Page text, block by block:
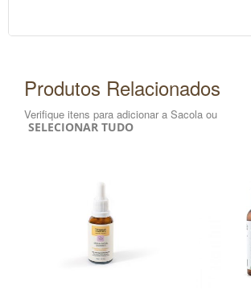
Produtos Relacionados
Verifique itens para adicionar a Sacola ou
SELECIONAR TUDO